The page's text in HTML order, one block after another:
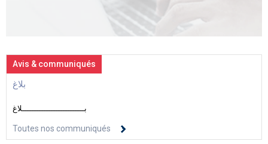
Avis & communiqués
بلاغ
بــــــــــــــــــــــــــلاغ
Toutes nos communiqués